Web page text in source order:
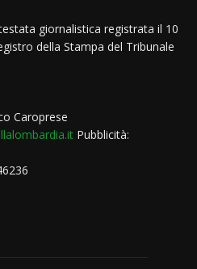
giornalistica registrata il 10
della Stampa del Tribunale
Caroprese
Pubblicità: